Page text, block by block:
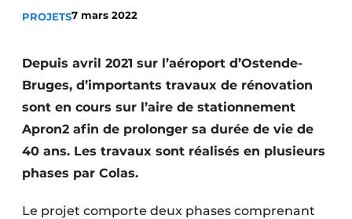
Termes et conditions
Construction bois
Contrôle d’accès
PROJETS7 mars 2022
Depuis avril 2021 sur l’aéroport d’Ostende-
Bruges, d’importants travaux de rénovation
sont en cours sur l’aire de stationnement
Apron2 afin de prolonger sa durée de vie de
40 ans. Les travaux sont réalisés en plusieurs
phases par Colas.
Le projet comporte deux phases comprenant